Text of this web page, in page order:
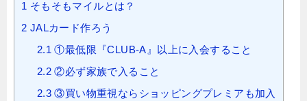
1 そもそもマイルとは？
2 JALカード作ろう
2.1 ①最低限『CLUB-A』以上に入会すること
2.2 ②必ず家族で入ること
2.3 ③買い物重視ならショッピングプレミアも加入